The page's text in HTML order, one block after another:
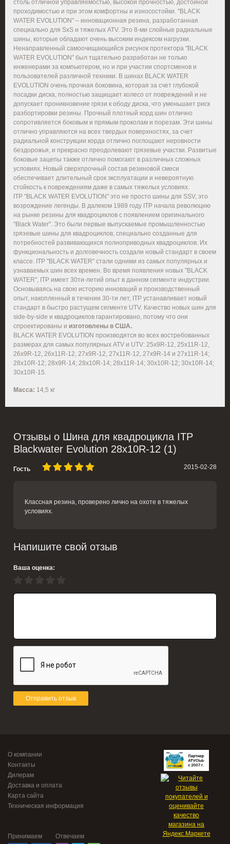
столь отличной управляемостью, высокой прочностью, достойной
проходимостью и при этом комфортны и износостойки. "BLACK
WATER EVOLUTION" – инновационная резина, разработанная
специально для SxS и тяжелых ATV. Это 8-ми слойные радиальные
шины, которые обладают очень высоким индексом нагрузки.
Ненаправленный самоочищающийся рисунок протектора "BLACK
WATER EVOLUTION" был тщательно разработан не только
инженерами за компьютером, но и при участии спортсменов и
пользователей различной техники. В шинах BLACK WATER
EVOLUTION очень прочная боковина, которая за счет глубокой
посадки диска, полностью защищает колесо от повреждений и не
допускает проникновение грязи к ободу диска, что уменьшает риск
разбортировки резины. Прочный плотный корд шин отлично
сопротивляется боковым и прямым проколам и порезам. Эти шины
отлично управляются на всех твердых поверхностях, за счет
радиальной конструкции корда отлично поглощают неровности
бездорожья, и прекрасно преодолевают грязевые участки. Развитые
боковые зацепы также отлично помогают в различных сложных
условиях. Новый сверхпрочный состав резиновой смеси
обеспечивает длительный срок эксплуатации и невероятную
стойкость к повреждениям даже в самых тяжелых условиях.
ITP "BLACK WATER EVOLUTION" это не просто шины для SSV, это
возрождение легенды. В далеком 1989 году ITP начала революцию
на рынке резины для квадроциклов с появлением оригинального
"Black Water". Это были первые выпускаемые промышленностью
грязевые шины для квадроциклов, специально созданные для
потребностей развивающихся полноприводных квадроциклов. Их
функциональность и долговечность создали новый стандарт в своем
классе. ITP "BLACK WATER" стали одними из самых популярных и
узнаваемых шин всех времен. Во время появления новых "BLACK
WATER", ITP имеет 30ти-летий опыт в данном сегменте индустрии.
Основываясь на свою историю инноваций и производственный
опыт, накопленный в течении 30-ти лет, ITP устанавливает новый
стандарт в быстро растущем сегменте UTV. Качество новых шин для
side-by-side и квадроциклов гарантировано, потому что они
спроектированы и изготовлены в США.
BLACK WATER EVOLUTION производятся во всех востребованных
размерах для самых популярных ATV и UTV: 25x9R-12, 25x11R-12,
26x9R-12, 26x11R-12, 27x9R-12, 27x11R-12, 27x9R-14 и 27x11R-14;
28x10R-12; 28x9R-14; 28x10R-14; 28x11R-14; 30x10R-12; 30x10R-14;
30x10R-15.
Масса: 14,5 кг
Отзывы о Шина для квадроцикла ITP
Blackwater Evolution 28x10R-12 (1)
Гость 2015-02-28
Классная резина, проверено лично на охоте в тяжелых
условиях.
Напишите свой отзыв
Ваша оценка:
Отправить отзыв
О компании
Контакты
Дилерам
Доставка и оплата
Карта сайта
Техническая информация
Принимаем Отвечаем